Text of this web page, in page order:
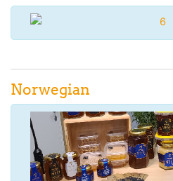
Norwegian